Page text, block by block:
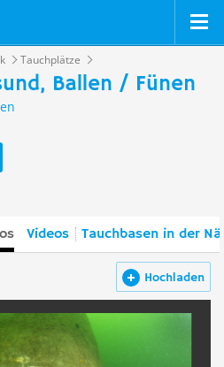
Tauchplätze
Ballen / Fünen
Videos Tauchbasen in der
Hochladen